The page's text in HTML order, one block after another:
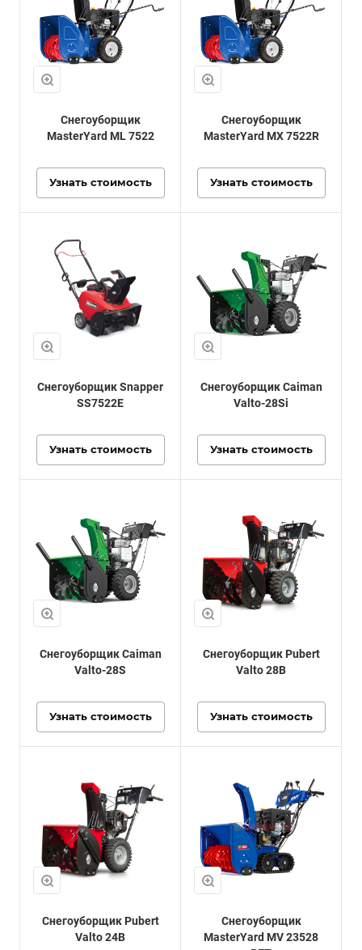
Снегоуборщик
MasterYard ML 7522
Узнать стоимость
Снегоуборщик
MasterYard MX 7522R
Узнать стоимость
Снегоуборщик Snapper
SS7522E
Узнать стоимость
Снегоуборщик Caiman
Valto-28Si
Узнать стоимость
Снегоуборщик Caiman
Valto-28S
Узнать стоимость
Снегоуборщик Pubert
Valto 28B
Узнать стоимость
Снегоуборщик Pubert
Valto 24B
Снегоуборщик
MasterYard MV 23528